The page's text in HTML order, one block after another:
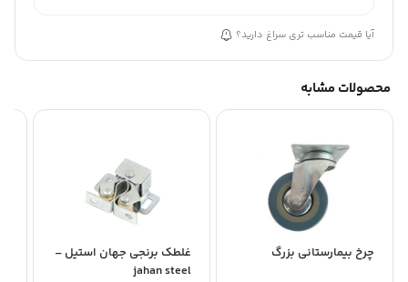
آیا قیمت مناسب تری سراغ دارید؟
محصولات مشابه
چرخ بيمارستانی بزرگ
غلطک برنجی جهان استیل –
jahan steel